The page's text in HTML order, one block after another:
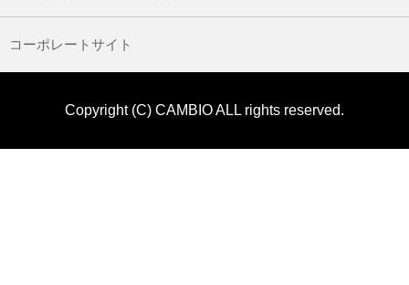
コーポレートサイト
Copyright (C) CAMBIO ALL rights reserved.